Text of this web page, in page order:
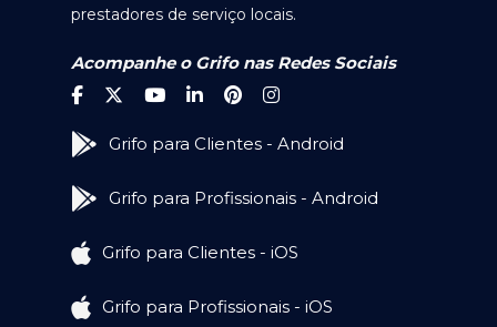
prestadores de serviço locais.
Acompanhe o Grifo nas Redes Sociais
Grifo para Clientes - Android
Grifo para Profissionais - Android
Grifo para Clientes - iOS
Grifo para Profissionais - iOS